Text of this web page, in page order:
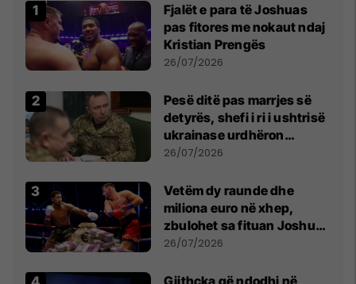
Fjalët e para të Joshuas
pas fitores me nokaut ndaj
Kristian Prengës
26/07/2026
Pesë ditë pas marrjes së
detyrës, shefi i ri i ushtrisë
ukrainase urdhëron
kontroll të madh
26/07/2026
Vetëm dy raunde dhe
miliona euro në xhep,
zbulohet sa fituan Joshua
e Prenga
26/07/2026
Gjithçka që ndodhi në